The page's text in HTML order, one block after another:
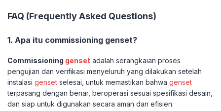
FAQ (Frequently Asked Questions)
1. Apa itu commissioning genset?
Commissioning genset adalah serangkaian proses
pengujian dan verifikasi menyeluruh yang dilakukan setelah
instalasi genset selesai, untuk memastikan bahwa genset
terpasang dengan benar, beroperasi sesuai spesifikasi desain,
dan siap untuk digunakan secara aman dan efisien.